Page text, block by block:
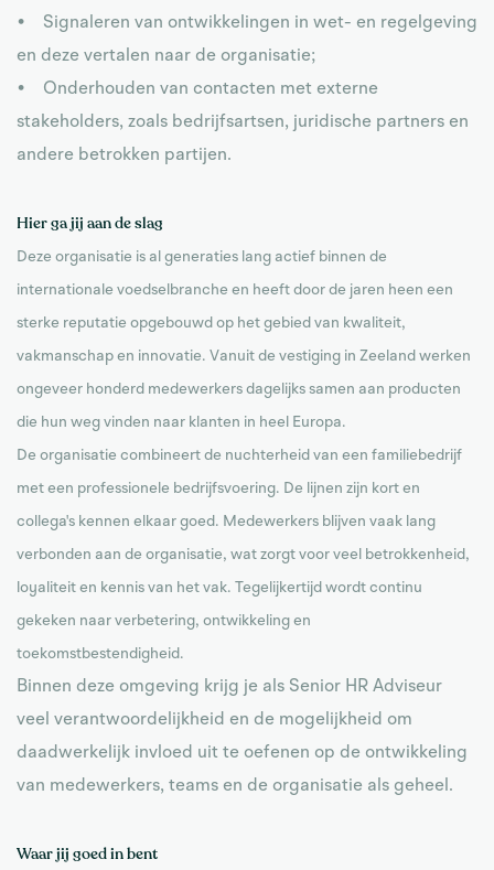
• Signaleren van ontwikkelingen in wet- en regelgeving
en deze vertalen naar de organisatie;
• Onderhouden van contacten met externe
stakeholders, zoals bedrijfsartsen, juridische partners en
andere betrokken partijen.
Hier ga jij aan de slag
Deze organisatie is al generaties lang actief binnen de
internationale voedselbranche en heeft door de jaren heen een
sterke reputatie opgebouwd op het gebied van kwaliteit,
vakmanschap en innovatie. Vanuit de vestiging in Zeeland werken
ongeveer honderd medewerkers dagelijks samen aan producten
die hun weg vinden naar klanten in heel Europa.
De organisatie combineert de nuchterheid van een familiebedrijf
met een professionele bedrijfsvoering. De lijnen zijn kort en
collega's kennen elkaar goed. Medewerkers blijven vaak lang
verbonden aan de organisatie, wat zorgt voor veel betrokkenheid,
loyaliteit en kennis van het vak. Tegelijkertijd wordt continu
gekeken naar verbetering, ontwikkeling en
toekomstbestendigheid.
Binnen deze omgeving krijg je als Senior HR Adviseur
veel verantwoordelijkheid en de mogelijkheid om
daadwerkelijk invloed uit te oefenen op de ontwikkeling
van medewerkers, teams en de organisatie als geheel.
Waar jij goed in bent